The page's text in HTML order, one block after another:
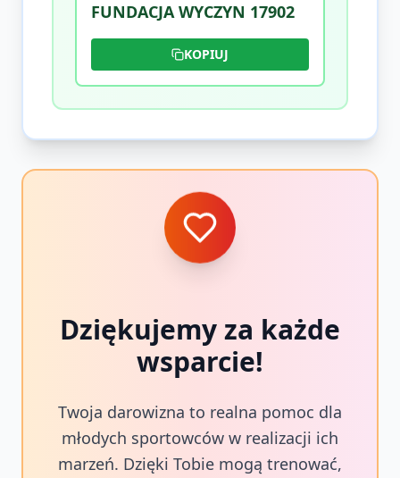
FUNDACJA WYCZYN 17902
KOPIUJ
Dziękujemy za każde
wsparcie!
Twoja darowizna to realna pomoc dla
młodych sportowców w realizacji ich
marzeń. Dzięki Tobie mogą trenować,